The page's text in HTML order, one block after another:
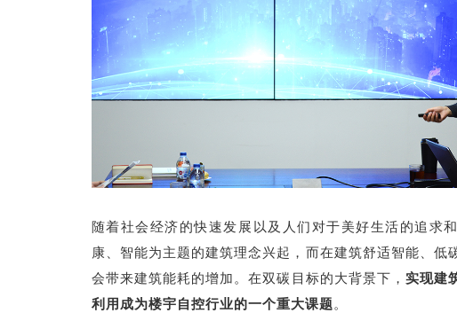
随着社会经济的快速发展以及人们 对于美好生活的追求
康、智能为主题的建筑理念兴起，而在建筑舒适智能、低
会带来建筑能耗的增加。在双碳目标的大背景下， 实现建
利用成为楼宇自控行业的一个重大课题。